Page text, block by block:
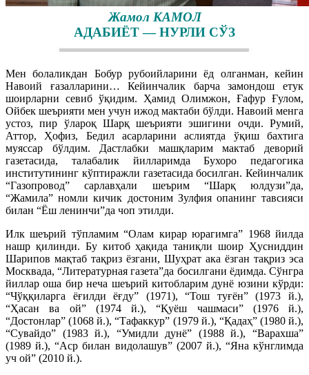
Жамол КАМОЛ
АДАБИЁТ — НУРЛИ СЎЗ
Мен болаликдан Бобур рубоийларини ёд олганман, кейин
Навоий ғазалларини… Кейинчалик барча замондош етук
шоирларни севиб ўқидим. Ҳамид Олимжон, Ғафур Ғулом,
Ойбек шеърияти мен учун ижод мактаби бўлди. Навоий менга
устоз, пир ўлароқ Шарқ шеърияти эшигини очди. Румий,
Аттор, Ҳофиз, Бедил асарларини аслиятда ўқиш бахтига
муяссар бўлдим. Дастлабки машқларим мактаб деворий
газетасида, талабалик йилларимда Бухоро педагогика
институтининг кўптиражли газетасида босилган. Кейинчалик
“Газопровод” сарлавҳали шеърим “Шарқ юлдузи”да,
“Жамила” номли кичик достоним Зулфия опанинг тавсияси
билан “Ёш ленинчи”да чоп этилди.
Илк шеърий тўпламим “Олам кирар юрагимга” 1968 йилда
нашр қилинди. Бу китоб ҳақида таниқли шоир Ҳусниддин
Шарипов мақтаб тақриз ёзгани, Шуҳрат ака ёзган тақриз эса
Москвада, “Литературная газета”да босилгани ёдимда. Сўнгра
йиллар оша бир неча шеърий китобларим дунё юзини кўрди:
“Чўққиларга ёғилди ёғду” (1971), “Тош туғён” (1973 й.),
“Ҳасан ва ой” (1974 й.), “Қуёш чашмаси” (1976 й.),
“Достонлар” (1068 й.), “Тафаккур” (1979 й.), “Қадаҳ” (1980 й.),
“Сувайдо” (1983 й.), “Умидли дунё” (1988 й.), “Варахша”
(1989 й.), “Аср билан видолашув” (2007 й.), “Яна кўнглимда
уч ой” (2010 й.).